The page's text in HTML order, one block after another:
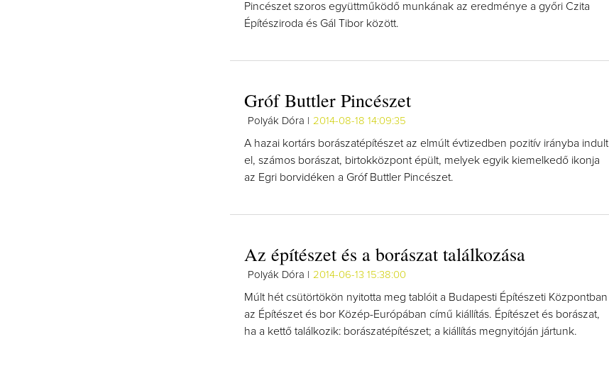
Pincészet szoros együttműködő munkának az eredménye a győri Czita
Építésziroda és Gál Tibor között.
Gróf Buttler Pincészet
Polyák Dóra | 2014-08-18 14:09:35
A hazai kortárs borászatépítészet az elmúlt évtizedben pozitív irányba indult
el, számos borászat, birtokközpont épült, melyek egyik kiemelkedő ikonja
az Egri borvidéken a Gróf Buttler Pincészet.
Az építészet és a borászat találkozása
Polyák Dóra | 2014-06-13 15:38:00
Múlt hét csütörtökön nyitotta meg tablóit a Budapesti Építészeti Központban
az Építészet és bor Közép-Európában című kiállítás. Építészet és borászat,
ha a kettő találkozik: borászatépítészet; a kiállítás megnyitóján jártunk.